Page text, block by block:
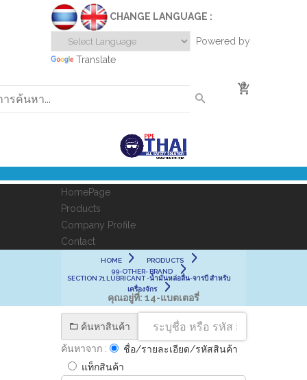
CHANGE LANGUAGE :
Powered by
Translate
0
HomePage
Products
Company Profile
Contact
HOME
PRODUCTS
99-OTHER- BRAND
SECTION 71 LUBRICANT -น้ำมันหล่อลื่น-จารบี สำหรับ
เครื่องจักร
คุณอยู่ที่: 14-แบตเตอรี่
ค้นหาสินค้า
ค้นหาจาก :
ชื่อ/รายละเอียด/รหัสสินค้า
แท็กสินค้า